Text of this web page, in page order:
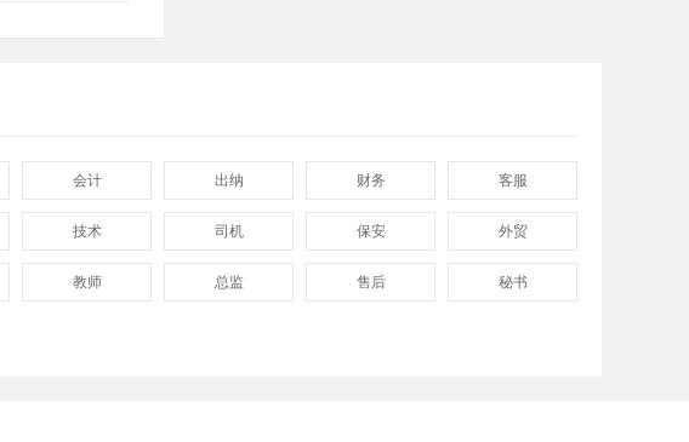
会计 出纳 财务 客服
技术 司机 保安 外贸
教师 总监 售后 秘书